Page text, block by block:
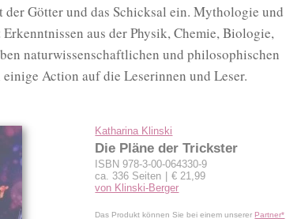
der Götter und das Schicksal ein. Mythologie und
aus der Physik, Chemie, Biologie,
naturwissenschaftlichen und philosophischen
Action auf die Leserinnen und Leser.
Katharina Klinski
Die Pläne der Trickster
ISBN 978-3-00-064330-9
ca. 336 Seiten
€ 21,99
von Klinski-Berger
Das Produkt können Sie bei einem unsererPartner*